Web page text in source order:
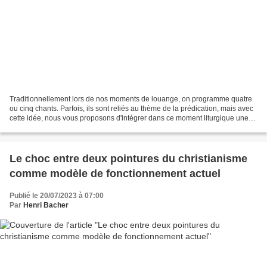
Traditionnellement lors de nos moments de louange, on programme quatre
ou cinq chants. Parfois, ils sont reliés au thème de la prédication, mais avec
cette idée, nous vous proposons d'intégrer dans ce moment liturgique une
Le choc entre deux pointures du christianisme
comme modèle de fonctionnement actuel
Publié le 20/07/2023 à 07:00
Par Henri Bacher